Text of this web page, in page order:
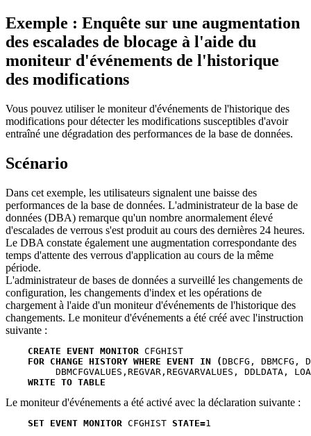
Exemple : Enquête sur une augmentation
des escalades de blocage à l'aide du
moniteur d'événements de l'historique
des modifications
Vous pouvez utiliser le moniteur d'événements de l'historique des
modifications pour détecter les modifications susceptibles d'avoir
entraîné une dégradation des performances de la base de données.
Scénario
Dans cet exemple, les utilisateurs signalent une baisse des
performances de la base de données. L'administrateur de la base de
données (DBA) remarque qu'un nombre anormalement élevé
d'escalades de verrous s'est produit au cours des dernières 24 heures.
Le DBA constate également une augmentation correspondante des
temps d'attente des verrous d'application au cours de la même
période.
L'administrateur de bases de données a surveillé les changements de
configuration, les changements d'index et les opérations de
chargement à l'aide d'un moniteur d'événements de l'historique des
changements. Le moniteur d'événements a été créé avec l'instruction
suivante :
CREATE EVENT MONITOR CFGHIST
FOR CHANGE HISTORY WHERE EVENT IN (DBCFG, DBMCFG,
DBMCFGVALUES,REGVAR,REGVARVALUES, DDLDATA,
WRITE TO TABLE
Le moniteur d'événements a été activé avec la déclaration suivante :
SET EVENT MONITOR CFGHIST STATE=1